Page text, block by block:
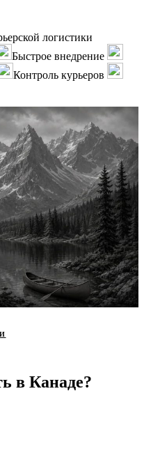
логистики
Быстрое внедрение
Контроль курьеров
в Канаде?